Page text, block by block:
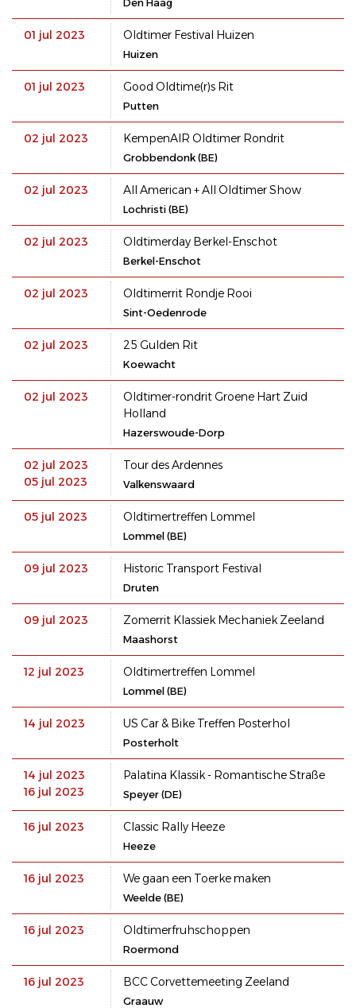
Den Haag
01 jul 2023 Oldtimer Festival Huizen
Huizen
01 jul 2023 Good Oldtime(r)s Rit
Putten
02 jul 2023 KempenAIR Oldtimer Rondrit
Grobbendonk (BE)
02 jul 2023 All American + All Oldtimer Show
Lochristi (BE)
02 jul 2023 Oldtimerday Berkel-Enschot
Berkel-Enschot
02 jul 2023 Oldtimerrit Rondje Rooi
Sint-Oedenrode
02 jul 2023 25 Gulden Rit
Koewacht
02 jul 2023
Oldtimer-rondrit Groene Hart Zuid
Holland
Hazerswoude-Dorp
02 jul 2023
05 jul 2023
Tour des Ardennes
Valkenswaard
05 jul 2023 Oldtimertreffen Lommel
Lommel (BE)
09 jul 2023 Historic Transport Festival
Druten
09 jul 2023 Zomerrit Klassiek Mechaniek Zeeland
Maashorst
12 jul 2023 Oldtimertreffen Lommel
Lommel (BE)
14 jul 2023 US Car & Bike Treffen Posterhol
Posterholt
14 jul 2023
16 jul 2023
Palatina Klassik - Romantische Straße
Speyer (DE)
16 jul 2023 Classic Rally Heeze
Heeze
16 jul 2023 We gaan een Toerke maken
Weelde (BE)
16 jul 2023 Oldtimerfruhschoppen
Roermond
16 jul 2023 BCC Corvettemeeting Zeeland
Graauw